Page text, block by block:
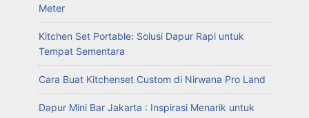
Meter
Kitchen Set Portable: Solusi Dapur Rapi untuk
Tempat Sementara
Cara Buat Kitchenset Custom di Nirwana Pro Land
Dapur Mini Bar Jakarta : Inspirasi Menarik untuk